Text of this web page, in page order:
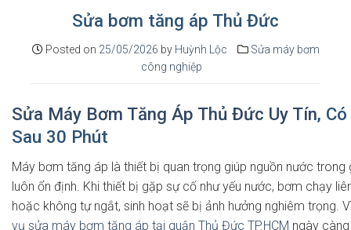
Sửa bơm tăng áp Thủ Đức
Posted on 25/05/2026 by Huỳnh Lộc
Sửa máy bơm
công nghiệp
Sửa Máy Bơm Tăng Áp Thủ Đức Uy Tín,
Sau 30 Phút
Máy bơm tăng áp là thiết bị quan trọng giúp nguồn nước trong
luôn ổn định. Khi thiết bị gặp sự cố như yếu nước, bơm chạy
hoặc không tự ngắt, sinh hoạt sẽ bị ảnh hưởng nghiêm trọng.
vụ sửa máy bơm tăng áp tại quận Thủ Đức TP.HCM ngày